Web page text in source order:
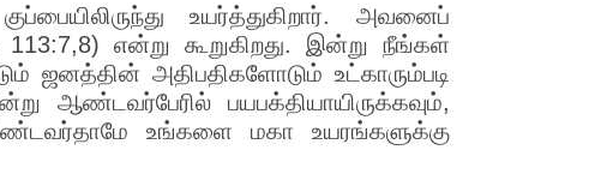
உயர்த்துகிறார். அவனைப்
என்று கூறுகிறது. இன்று நீங்கள்
அதிபதிகளோடும் உட்காரும்படி
பயபக்தியாயிருக்கவும்,
ஆண்டவர்தாமே உங்களை மகா உயரங்களுக்கு